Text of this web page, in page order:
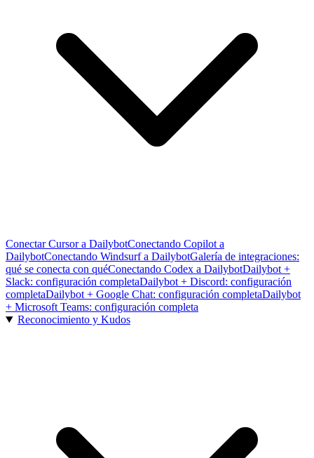
Conectar Cursor a DailybotConectando Copilot a
DailybotConectando Windsurf a DailybotGalería de integraciones:
qué se conecta con quéConectando Codex a DailybotDailybot +
Slack: configuración completaDailybot + Discord: configuración
completaDailybot + Google Chat: configuración completaDailybot
+ Microsoft Teams: configuración completa
Reconocimiento y Kudos